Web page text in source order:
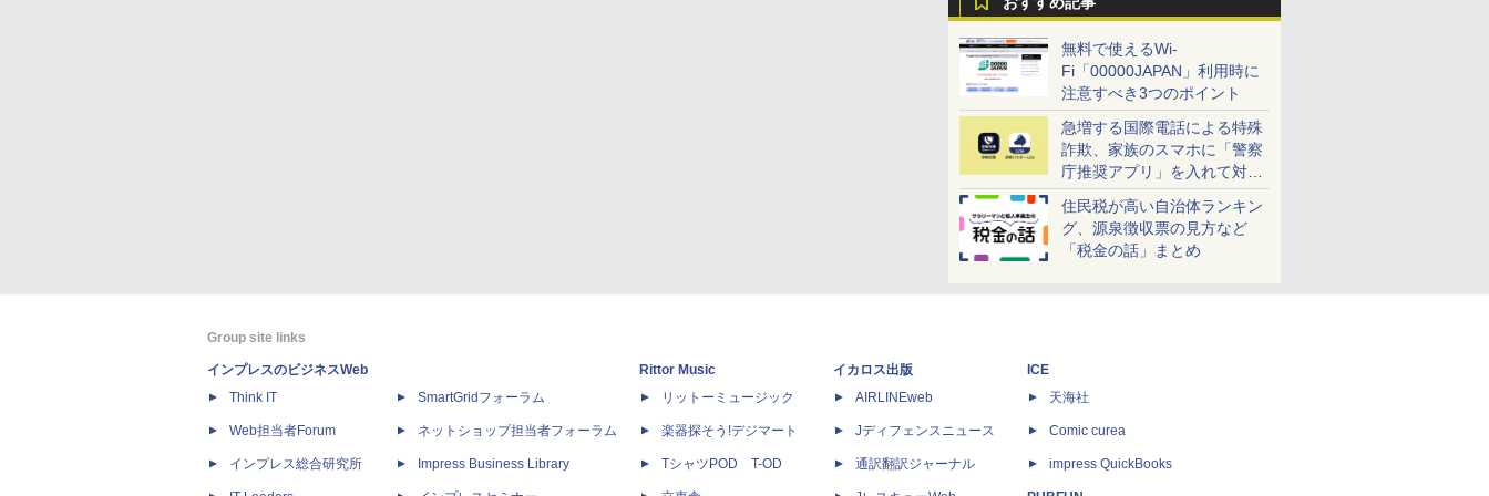
無料で使えるWi-
Fi「00000JAPAN」利用時に
注意すべき3つのポイント
急増する国際電話による特殊
詐欺、家族のスマホに「警察
庁推奨アプリ」を入れて対策
しよう！
住民税が高い自治体ランキン
グ、源泉徴収票の見方など
「税金の話」まとめ
Group site links
インプレスのビジネスWeb
Think IT
Web担当者Forum
インプレス総合研究所
SmartGridフォーラム
ネットショップ担当者フォーラム
Impress Business Library
Rittor Music
リットーミュージック
楽器探そう!デジマート
TシャツPOD T-OD
イカロス出版
AIRLINEweb
Jディフェンスニュース
通訳翻訳ジャーナル
ICE
天海社
Comic curea
impress QuickBooks